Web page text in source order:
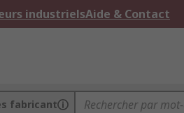
industrielsAide & Contact
fabricant